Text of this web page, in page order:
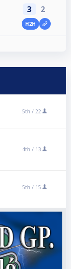
3 2
H2H
5th / 22
4th / 13
5th / 15